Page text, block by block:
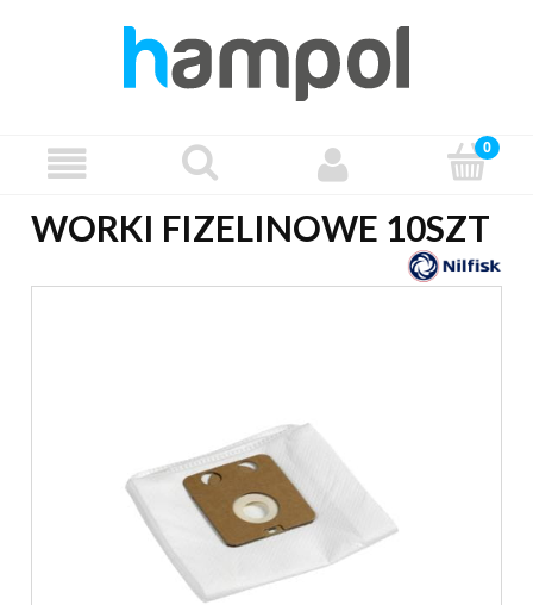
WORKI FIZELINOWE 10SZT